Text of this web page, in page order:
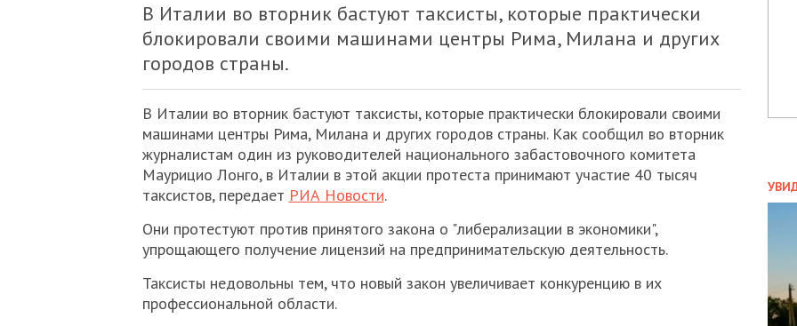
В Италии во вторник бастуют таксисты, которые практически
блокировали своими машинами центры Рима, Милана и других
городов страны.
В Италии во вторник бастуют таксисты, которые практически блокировали своими
машинами центры Рима, Милана и других городов страны. Как сообщил во вторник
журналистам один из руководителей национального забастовочного комитета
Маурицио Лонго, в Италии в этой акции протеста принимают участие 40 тысяч
таксистов, передает РИА Новости.
Они протестуют против принятого закона о "либерализации в экономики",
упрощающего получение лицензий на предпринимательскую деятельность.
Таксисты недовольны тем, что новый закон увеличивает конкуренцию в их
профессиональной области.
НА